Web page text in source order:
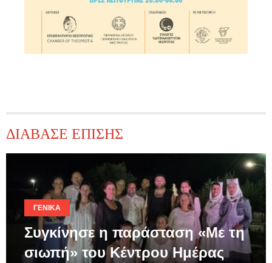
ΔΙΑΒΑΣΕ ΕΠΙΣΗΣ
ΓΕΝΙΚΆ
Συγκίνησε η παράσταση «Με τη
σιωπή» του Κέντρου Ημέρας